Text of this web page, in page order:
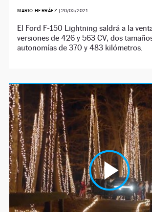
MARIO HERRÁEZ | 20/05/2021
El Ford F-150 Lightning saldrá a la
versiones de 426 y 563 CV, dos
autonomías de 370 y 483 kilómetros.